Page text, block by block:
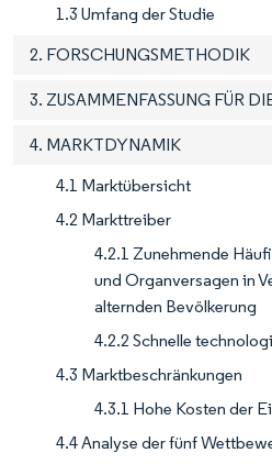
1.3 Umfang der Studie
2. FORSCHUNGSMETHODIK
3. ZUSAMMENFASSUNG FÜR
4. MARKTDYNAMIK
4.1 Marktübersicht
4.2 Markttreiber
4.2.1 Zunehmende
und Organversagen in
alternden Bevölkerung
4.2.2 Schnelle
4.3 Marktbeschränkungen
4.3.1 Hohe Kosten der
4.4 Analyse der fünf